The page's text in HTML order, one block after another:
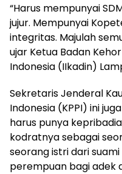
“Harus mempunyai
jujur. Mempunyai
integritas. Majulah
ujar Ketua Badan
Indonesia (IIkadin)
Sekretaris Jenderal
Indonesia (KPPI) ini
harus punya
kodratnya sebagai
seorang istri dari
perempuan bagi adek